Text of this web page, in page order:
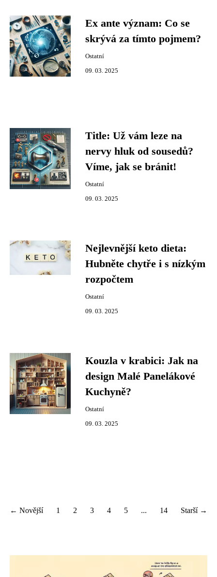
Ex ante význam: Co se
skrývá za tímto pojmem?
Ostatní
09. 03. 2025
Title: Už vám leze na
nervy hluk od sousedů?
Víme, jak se bránit!
Ostatní
09. 03. 2025
Nejlevnější keto dieta:
Hubněte chytře i s nízkým
rozpočtem
Ostatní
09. 03. 2025
Kouzla v krabici: Jak na
design Malé Panelákové
Kuchyně?
Ostatní
09. 03. 2025
← Novější 1 2 3 4 5 ... 14 Starší →